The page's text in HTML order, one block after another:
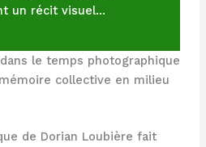
un récit visuel…
le temps photographique
collective en milieu
de Dorian Loubière fait